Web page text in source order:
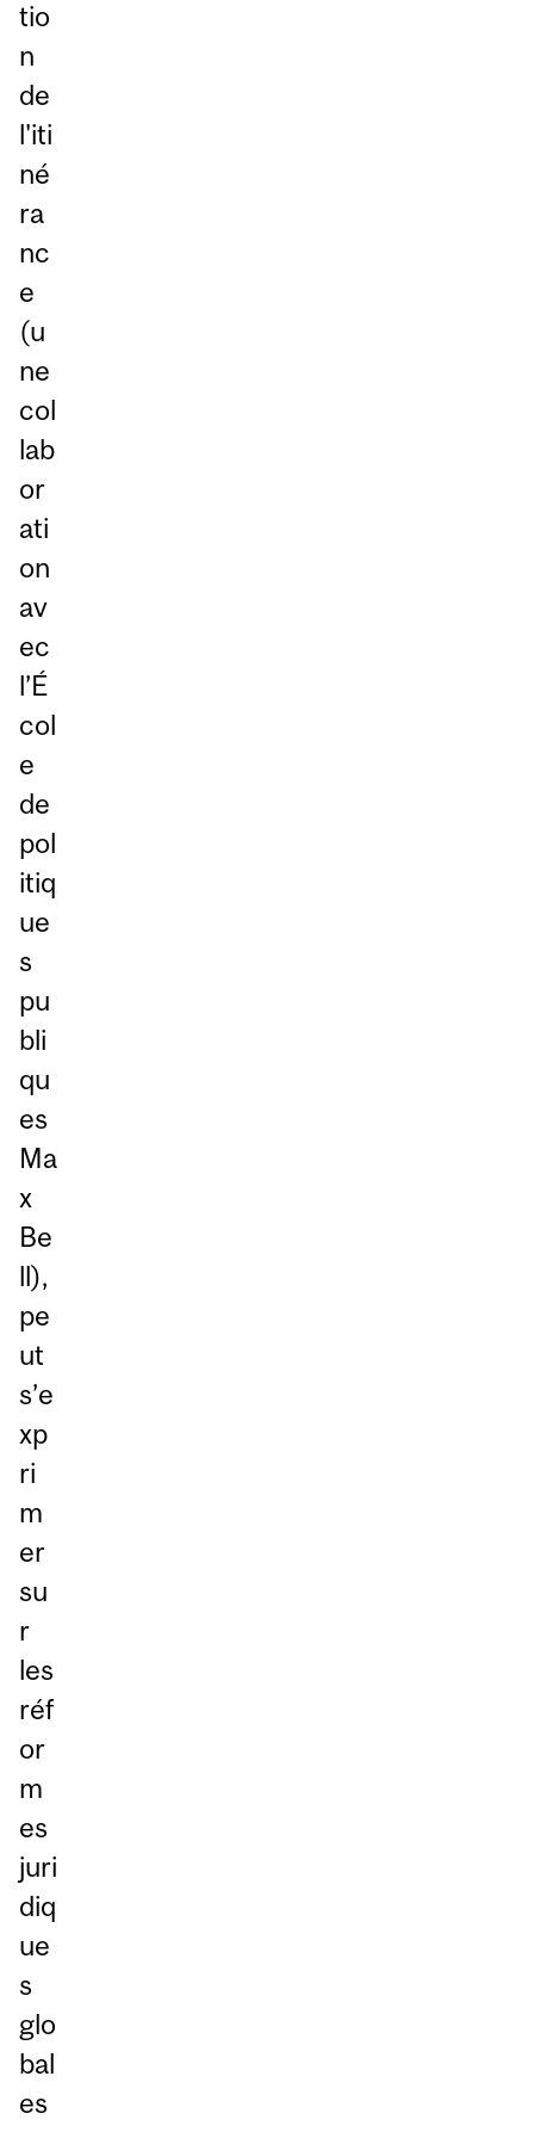
tio
n
de
l'iti
né
ra
nc
e
(u
ne
col
lab
or
ati
on
av
ec
l’É
col
e
de
pol
itiq
ue
s
pu
bli
qu
es
Ma
x
Be
ll),
pe
ut
s’e
xp
ri
m
er
su
r
les
réf
or
m
es
juri
diq
ue
s
glo
bal
es